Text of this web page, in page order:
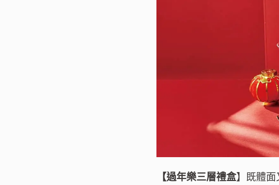
【過年樂三層禮盒】既體面